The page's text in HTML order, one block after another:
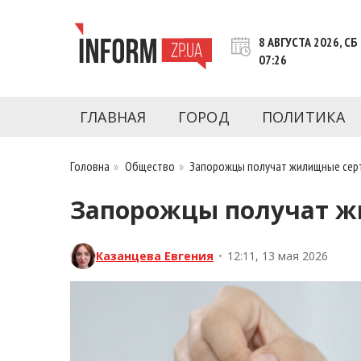
INFORM.ZP.UA – это информационный
последние новости Запорожья и
8 АВГУСТА 2026, СБ
07:26
ГЛАВНАЯ ГОРОД ПОЛИТИКА
Головна » Общество »Запорожцы получат жилищные
Запорожцы получат
Казанцева Евгения • 12:11, 13 мая 2026